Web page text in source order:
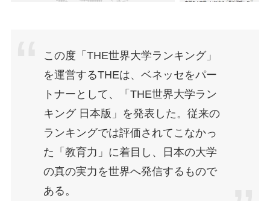
この度「THE世界大学ランキング」
を運営するTHEは、ベネッセをパー
トナーとして、「THE世界大学ラン
キング 日本版」を発表した。従来の
ランキングでは評価されてこなかっ
た「教育力」に着目し、日本の大学
の真の実力を世界へ発信するもので
ある。